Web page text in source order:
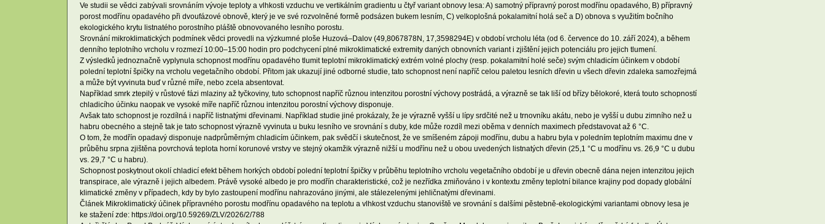
Ve studii se vědci zabývali srovnáním vývoje teploty a vlhkosti vzduchu ve vertikálním gradientu u čtyř variant obnovy lesa: A) samotný přípravný porost modřínu opadavého, B) přípravný
porost modřínu opadavého při dvoufázové obnově, který je ve své rozvolněné formě podsázen bukem lesním, C) velkoplošná pokalamitní holá seč a D) obnova s využitím bočního
ekologického krytu listnatého porostního pláště obnovovaného lesního porostu.
Srovnání mikroklimatických podmínek vědci provedli na výzkumné ploše Huzová–Dalov (49,8067878N, 17,3598294E) v období vrcholu léta (od 6. července do 10. září 2024), a během
denního teplotního vrcholu v rozmezí 10:00–15:00 hodin pro podchycení plné mikroklimatické extremity daných obnovních variant i zjištění jejich potenciálu pro jejich tlumení.
Z výsledků jednoznačně vyplynula schopnost modřínu opadavého tlumit teplotní mikroklimatický extrém volné plochy (resp. pokalamitní holé seče) svým chladicím účinkem v období
polední teplotní špičky na vrcholu vegetačního období. Přitom jak ukazují jiné odborné studie, tato schopnost není napříč celou paletou lesních dřevin u všech dřevin zdaleka samozřejmá
a může být vyvinuta buď v různé míře, nebo zcela absentovat.
Například smrk ztepilý v růstové fázi mlaziny až tyčkoviny, tuto schopnost napříč různou intenzitou porostní výchovy postrádá, a výrazně se tak liší od břízy bělokoré, která touto schopností
chladicího účinku naopak ve vysoké míře napříč různou intenzitou porostní výchovy disponuje.
Avšak tato schopnost je rozdílná i napříč listnatými dřevinami. Například studie jiné prokázaly, že je výrazně vyšší u lípy srdčité než u trnovníku akátu, nebo je vyšší u dubu zimního než u
habru obecného a stejně tak je tato schopnost výrazně vyvinuta u buku lesního ve srovnání s duby, kde může rozdíl mezi oběma v denních maximech představovat až 6 °C.
O tom, že modřín opadavý disponuje nadprůměrným chladicím účinkem, pak svědčí i skutečnost, že ve smíšeném zápoji modřínu, dubu a habru byla v poledním teplotním maximu dne v
průběhu srpna zjištěna povrchová teplota horní korunové vrstvy ve stejný okamžik výrazně nižší u modřínu než u obou uvedených listnatých dřevin (25,1 °C u modřínu vs. 26,9 °C u dubu
vs. 29,7 °C u habru).
Schopnost poskytnout okolí chladicí efekt během horkých období polední teplotní špičky v průběhu teplotního vrcholu vegetačního období je u dřevin obecně dána nejen intenzitou jejich
transpirace, ale výrazně i jejich albedem. Právě vysoké albedo je pro modřín charakteristické, což je nezřídka zmiňováno i v kontextu změny teplotní bilance krajiny pod dopady globální
klimatické změny v případech, kdy by bylo zastoupení modřínu nahrazováno jinými, ale stálezelenými jehličnatými dřevinami.
Článek Mikroklimatický účinek přípravného porostu modřínu opadavého na teplotu a vlhkost vzduchu stanoviště ve srovnání s dalšími pěstebně-ekologickými variantami obnovy lesa je
ke stažení zde: https://doi.org/10.59269/ZLV/2026/2/788